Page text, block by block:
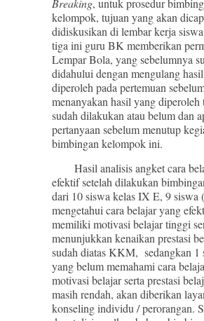
Breaking, untuk prosedur
kelompok, tujuan yang akan
didiskusikan di lembar kerja
tiga ini guru BK memberikan
Lempar Bola, yang sebelumnya
didahului dengan mengulang
diperoleh pada pertemuan
menanyakan hasil yang diperoleh
sudah dilakukan atau belum dan
pertanyaan sebelum menutup
bimbingan kelompok ini.
Hasil analisis angket cara
efektif setelah dilakukan
dari 10 siswa kelas IX E, 9 siswa
mengetahui cara belajar yang
memiliki motivasi belajar tinggi
menunjukkan kenaikan prestasi
sudah diatas KKM, sedangkan 1
yang belum memahami cara
motivasi belajar serta prestasi
masih rendah, akan diberikan
konseling individu / perorangan.